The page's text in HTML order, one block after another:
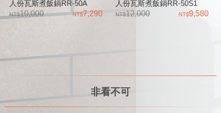
人份瓦斯煮飯鍋RR-50A
10,000
7,290
人份瓦斯煮飯鍋RR-50S1
12,000
9,580
非看不可